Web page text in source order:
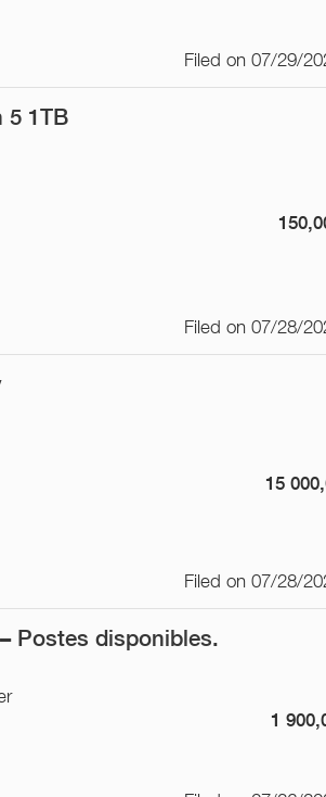
Filed on 07/29/
5 1TB
Filed on 07/28/
15
Filed on 07/28/
Postes disponibles.
1